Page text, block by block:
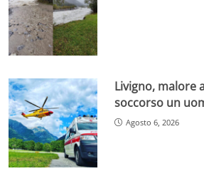
Livigno, malore
soccorso un
Agosto 6, 2026